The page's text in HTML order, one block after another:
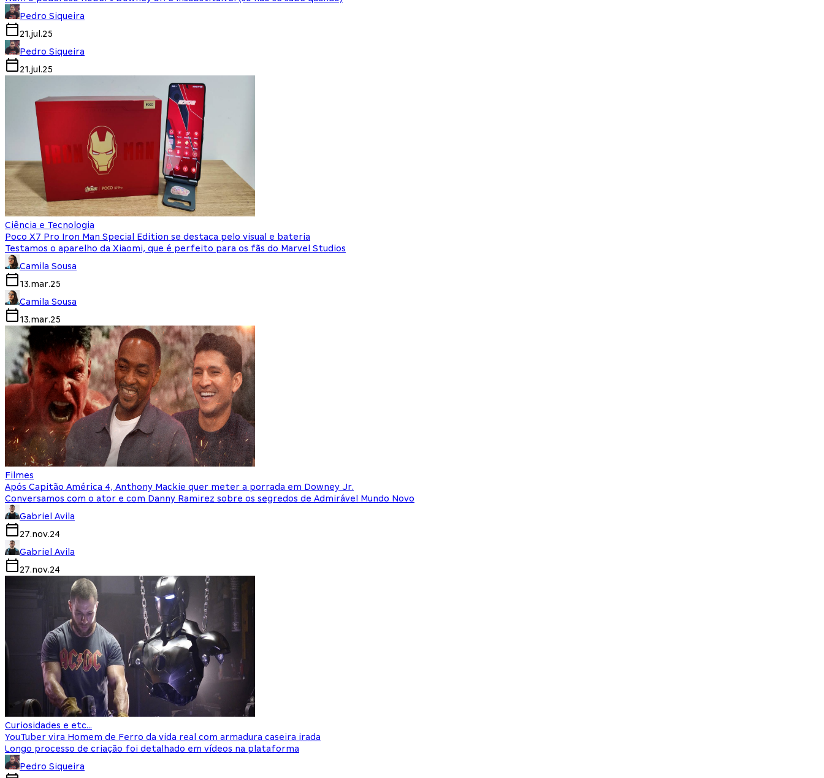
Pedro Siqueira
21.jul.25
Pedro Siqueira
21.jul.25
Ciência e Tecnologia
Poco X7 Pro Iron Man Special Edition se destaca pelo visual e bateria
Testamos o aparelho da Xiaomi, que é perfeito para os fãs do Marvel Studios
Camila Sousa
13.mar.25
Camila Sousa
13.mar.25
Filmes
Após Capitão América 4, Anthony Mackie quer meter a porrada em Downey Jr.
Conversamos com o ator e com Danny Ramirez sobre os segredos de Admirável Mundo Novo
Gabriel Avila
27.nov.24
Gabriel Avila
27.nov.24
Curiosidades e etc...
YouTuber vira Homem de Ferro da vida real com armadura caseira irada
Longo processo de criação foi detalhado em vídeos na plataforma
Pedro Siqueira